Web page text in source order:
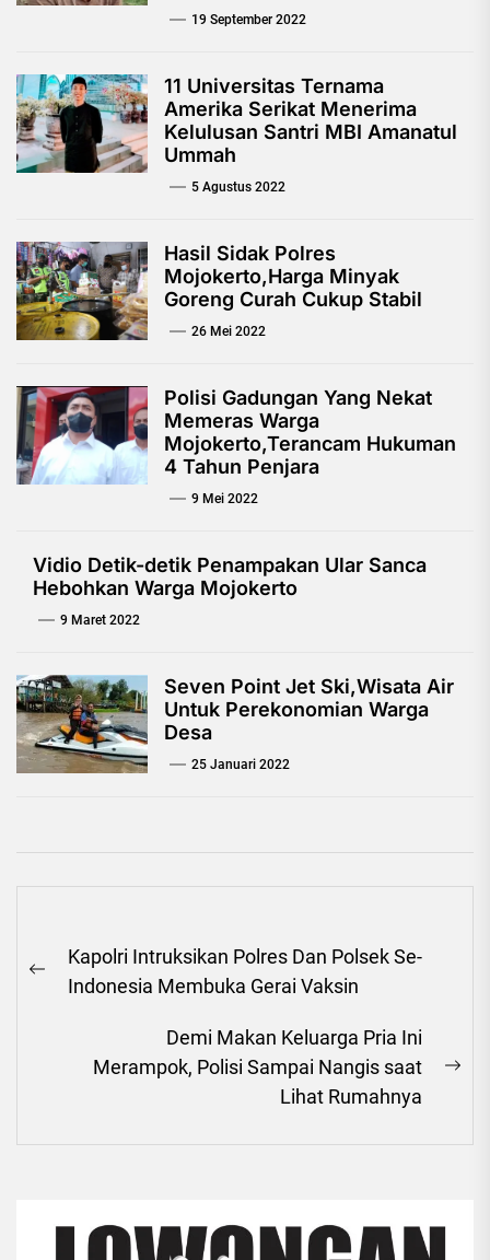
19 September 2022
11 Universitas Ternama
Amerika Serikat Menerima
Kelulusan Santri MBI Amanatul
Ummah
5 Agustus 2022
Hasil Sidak Polres
Mojokerto,Harga Minyak
Goreng Curah Cukup Stabil
26 Mei 2022
Polisi Gadungan Yang Nekat
Memeras Warga
Mojokerto,Terancam Hukuman
4 Tahun Penjara
9 Mei 2022
Vidio Detik-detik Penampakan Ular Sanca
Hebohkan Warga Mojokerto
9 Maret 2022
Seven Point Jet Ski,Wisata Air
Untuk Perekonomian Warga
Desa
25 Januari 2022
pos
Previous
Kapolri Intruksikan Polres Dan Polsek Se-
Indonesia Membuka Gerai Vaksin
Demi Makan Keluarga Pria Ini
Merampok, Polisi Sampai Nangis saat
Lihat Rumahnya